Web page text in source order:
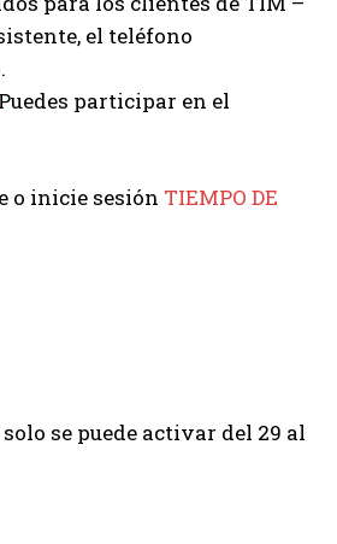
el teléfono
Puedes participar en el
o inicie sesión TIEMPO DE
se puede activar del 29 al